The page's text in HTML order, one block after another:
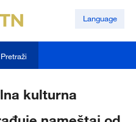
Language
Pretraži
kulturna